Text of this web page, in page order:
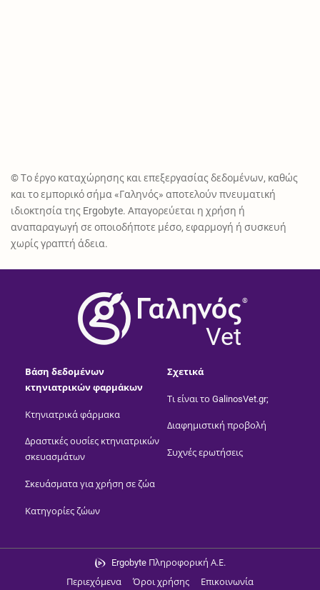
© Το έργο καταχώρησης και επεξεργασίας δεδομένων, καθώς
και το εμπορικό σήμα «Γαληνός» αποτελούν πνευματική
ιδιοκτησία της Ergobyte. Απαγορεύεται η χρήση ή
αναπαραγωγή σε οποιοδήποτε μέσο, εφαρμογή ή συσκευή
χωρίς γραπτή άδεια.
®
Vet
Βάση δεδομένων
κτηνιατρικών φαρμάκων
Κτηνιατρικά φάρμακα
Δραστικές ουσίες κτηνιατρικών
σκευασμάτων
Σκευάσματα για χρήση σε ζώα
Κατηγορίες ζώων
Σχετικά
Τι είναι το GalinosVet.gr;
Διαφημιστική προβολή
Συχνές ερωτήσεις
Ergobyte Πληροφορική Α.Ε.
Περιεχόμενα
Όροι χρήσης Επικοινωνία